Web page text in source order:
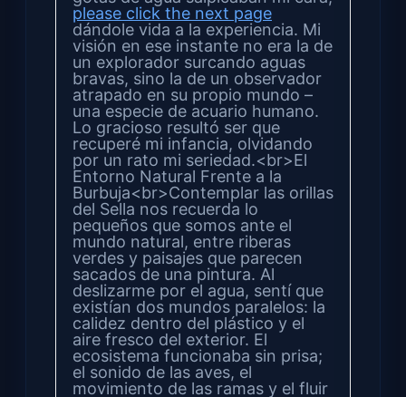
please click the next page
dándole vida a la experiencia. Mi
visión en ese instante no era la de
un explorador surcando aguas
bravas, sino la de un observador
atrapado en su propio mundo –
una especie de acuario humano.
Lo gracioso resultó ser que
recuperé mi infancia, olvidando
por un rato mi seriedad.<br>El
Entorno Natural Frente a la
Burbuja<br>Contemplar las orillas
del Sella nos recuerda lo
pequeños que somos ante el
mundo natural, entre riberas
verdes y paisajes que parecen
sacados de una pintura. Al
deslizarme por el agua, sentí que
existían dos mundos paralelos: la
calidez dentro del plástico y el
aire fresco del exterior. El
ecosistema funcionaba sin prisa;
el sonido de las aves, el
movimiento de las ramas y el fluir